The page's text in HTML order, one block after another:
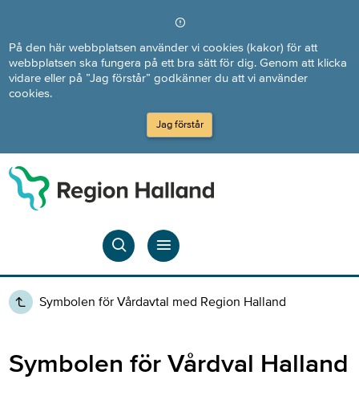
På den här webbplatsen använder vi cookies (kakor) för att
webbplatsen ska fungera på ett bra sätt för dig. Genom att klicka
vidare eller på ”Jag förstår” godkänner du att vi använder
cookies.
Jag förstår
Symbolen för Vårdavtal med Region Halland
Symbolen för Vårdval Halland